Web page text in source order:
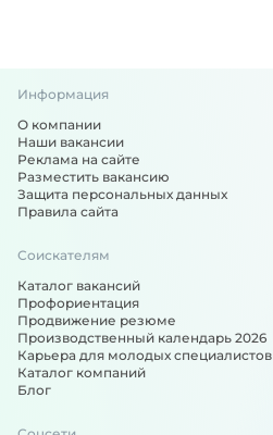
Информация
О компании
Наши вакансии
Реклама на сайте
Разместить вакансию
Защита персональных данных
Правила сайта
Соискателям
Каталог вакансий
Профориентация
Продвижение резюме
Производственный календарь 2026
Карьера для молодых специалистов
Каталог компаний
Блог